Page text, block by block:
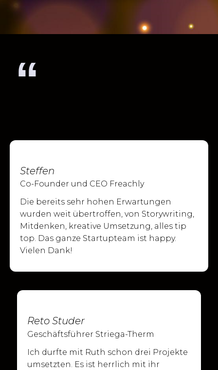
“
Steffen
Co-Founder und CEO Freachly
Die bereits sehr hohen Erwartungen
wurden weit übertroffen, von Storywriting,
Mitdenken, kreative Umsetzung, alles tip
top. Das ganze Startupteam ist happy.
Vielen Dank!
Reto Studer
Geschäftsführer Striega-Therm
Ich durfte mit Ruth schon drei Projekte
umsetzten. Es ist herrlich mit ihr